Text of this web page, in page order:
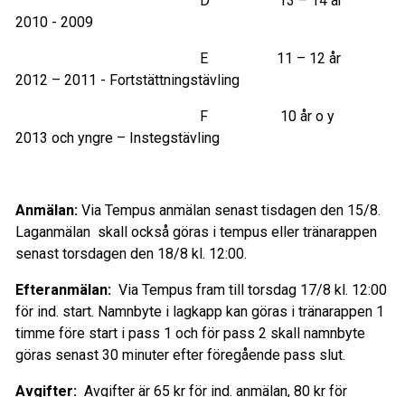
2010 - 2009
E 11 – 12 år
2012 – 2011 - Fortstättningstävling
F 10 år o y
2013 och yngre – Instegstävling
Anmä lan: Via Tempus anmälan senast tisdagen den 15/8.
Laganmälan skall också göras i tempus eller tränarappen
senast torsdagen den 18/8 kl. 12:00.
Efteranmä lan: Via Tempus fram till torsdag 17/8 kl. 12:00
för ind. start. Namnbyte i lagkapp kan göras i tränarappen 1
timme före start i pass 1 och för pass 2 skall namnbyte
göras senast 30 minuter efter föregående pass slut.
Avgifter: Avgifter är 65 kr för ind. anmälan, 80 kr för